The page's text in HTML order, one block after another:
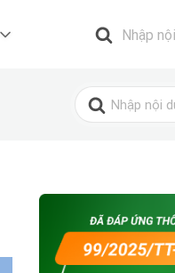
for:
Search
for: